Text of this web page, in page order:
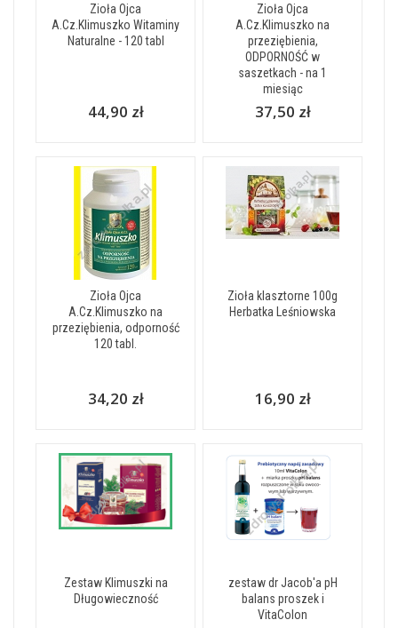
Zioła Ojca
A.Cz.Klimuszko Witaminy
Naturalne - 120 tabl
44,90 zł
Zioła Ojca
A.Cz.Klimuszko na
przeziębienia,
ODPORNOŚĆ w
saszetkach - na 1
miesiąc
37,50 zł
Zioła Ojca
A.Cz.Klimuszko na
przeziębienia, odporność
120 tabl.
34,20 zł
Zioła klasztorne 100g
Herbatka Leśniowska
16,90 zł
Zestaw Klimuszki na
Długowieczność
zestaw dr Jacob'a pH
balans proszek i
VitaColon